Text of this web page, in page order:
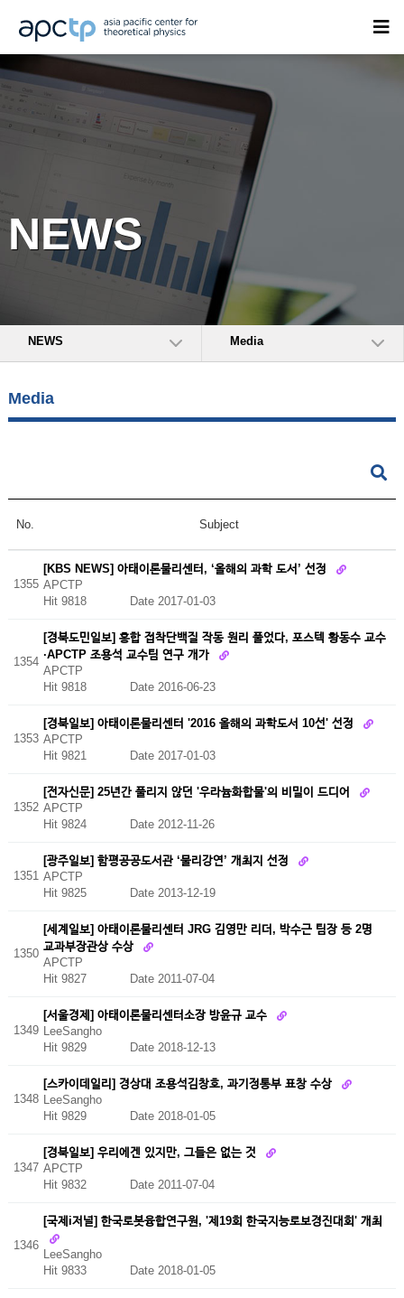
NEWS
NEWS Media
Media
No. Subject
1355
[KBS NEWS] 아태이론물리센터, ‘올해의 과학 도서’ 선정
APCTP
Hit 9818
Date 2017-01-03
1354
[경북도민일보] 홍합 접착단백질 작동 원리 풀었다, 포스텍 황동수 교수
·APCTP 조용석 교수팀 연구 개가
APCTP
Hit 9818 Date 2016-06-23
1353
[경북일보] 아태이론물리센터 '2016 올해의 과학도서 10선' 선정
APCTP
Hit 9821
Date 2017-01-03
1352
[전자신문] 25년간 풀리지 않던 '우라늄화합물'의 비밀이 드디어
APCTP
Hit 9824
Date 2012-11-26
1351
[광주일보] 함평공공도서관 ‘물리강연’ 개최지 선정
APCTP
Hit 9825
Date 2013-12-19
1350
[세계일보] 아태이론물리센터 JRG 김영만 리더, 박수근 팀장 등 2명
교과부장관상 수상
APCTP
Hit 9827 Date 2011-07-04
1349
[서울경제] 아태이론물리센터소장 방윤규 교수
LeeSangho
Hit 9829
Date 2018-12-13
1348
[스카이데일리] 경상대 조용석김창호, 과기정통부 표창 수상
LeeSangho
Hit 9829
Date 2018-01-05
1347
[경북일보] 우리에겐 있지만, 그들은 없는 것
APCTP
Hit 9832
Date 2011-07-04
1346
[국제i저널] 한국로봇융합연구원, '제19회 한국지능로보경진대회' 개최
LeeSangho
Hit 9833 Date 2018-01-05